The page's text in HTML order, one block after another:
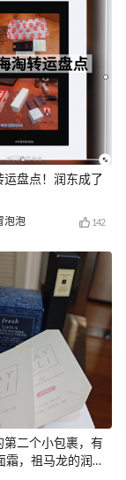
运盘点！润东成了
泡泡 142
第二个小包裹，有
霜，祖马龙的润唇